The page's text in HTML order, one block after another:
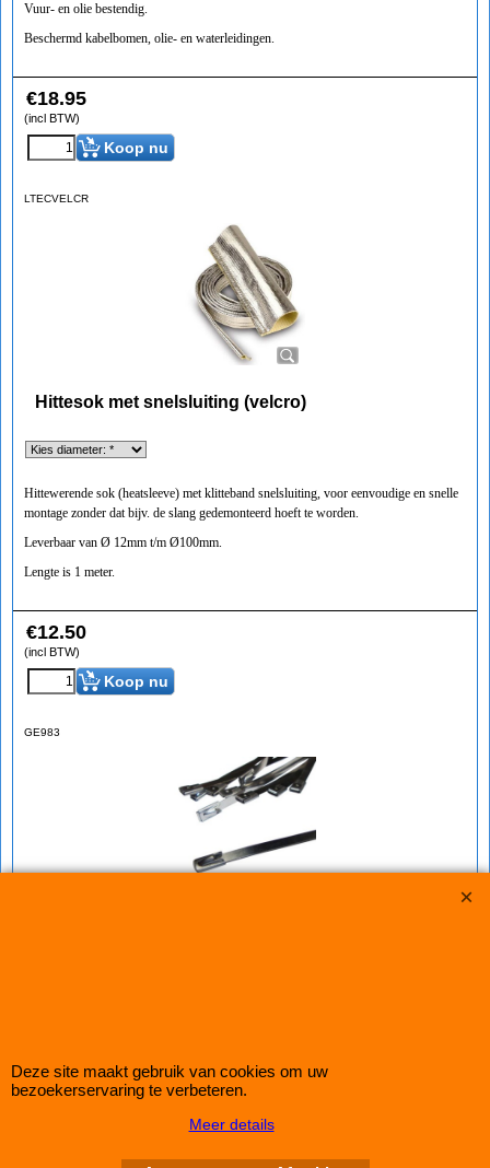
Vuur- en olie bestendig.
Beschermd kabelbomen, olie- en waterleidingen.
€18.95
(incl BTW)
Koop nu
LTECVELCR
Hittesok met snelsluiting (velcro)
Hittewerende sok (heatsleeve) met klitteband snelsluiting, voor eenvoudige en snelle
montage zonder dat bijv. de slang gedemonteerd hoeft te worden.
Leverbaar van Ø 12mm t/m Ø100mm.
Lengte is 1 meter.
€12.50
(incl BTW)
Koop nu
GE983
IMPROMAXX L-Tec Shop 2026
Deze site maakt gebruik van cookies om uw
bezoekerservaring te verbeteren.
Meer details